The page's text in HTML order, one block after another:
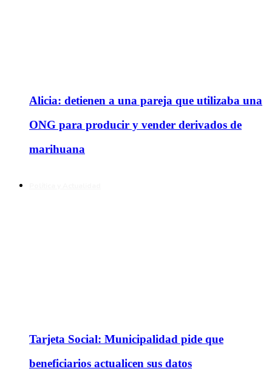
Alicia: detienen a una pareja que utilizaba una
ONG para producir y vender derivados de
marihuana
Tarjeta Social: Municipalidad pide que
beneficiarios actualicen sus datos